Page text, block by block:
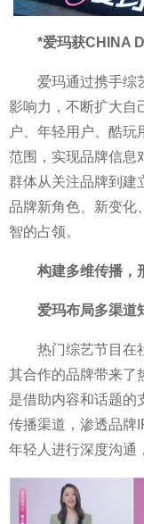
*爱玛获CHINA
爱玛通过携手综
影响力，不断扩大自
户、年轻用户、酷玩
范围，实现品牌信息
群体从关注品牌到建
品牌新角色、新变化
智的占领。
构建多维传播，
爱玛布局多渠道
热门综艺节目在
其合作的品牌带来了
是借助内容和话题的
传播渠道，渗透品牌
年轻人进行深度沟通